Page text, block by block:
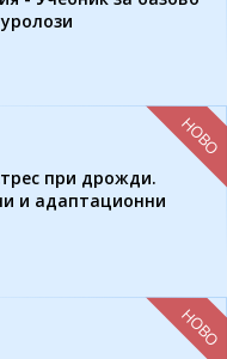
при дрожди.
и адаптационни
НОВО
НОВО